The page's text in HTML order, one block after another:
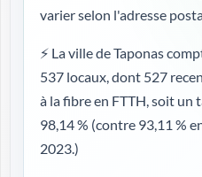
varier selon l'adresse
⚡ La ville de Taponas
537 locaux, dont 527
à la fibre en FTTH, soit un
98,14 % (contre 93,11 %
2023.)